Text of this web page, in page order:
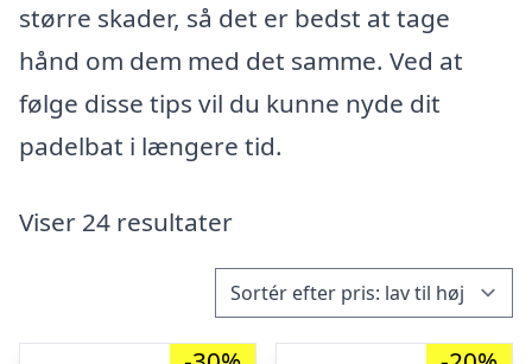
større skader, så det er bedst at tage
hånd om dem med det samme. Ved at
følge disse tips vil du kunne nyde dit
padelbat i længere tid.
Viser 24 resultater